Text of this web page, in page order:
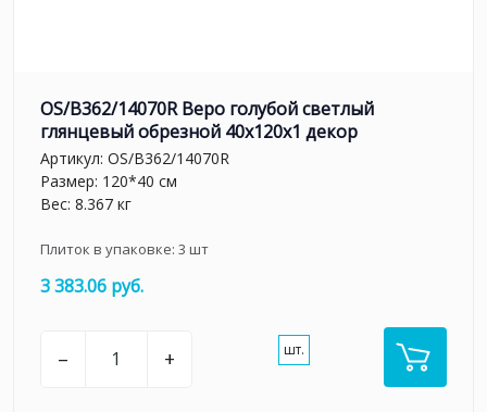
OS/B362/14070R Веро голубой светлый
глянцевый обрезной 40x120x1 декор
Артикул: OS/B362/14070R
Размер: 120*40 см
Вес: 8.367 кг
Плиток в упаковке: 3 шт
3 383.06 руб.
– + шт.